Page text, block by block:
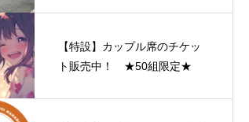
【特設】カップル席のチケッ
ト販売中！ ★50組限定★